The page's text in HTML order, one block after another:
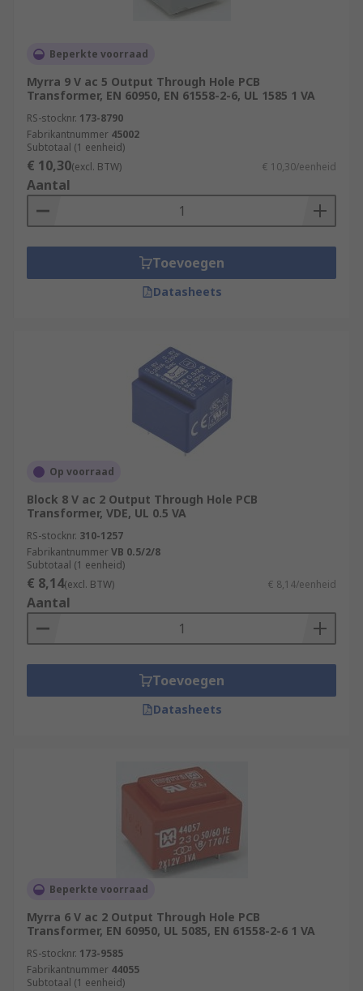
Beperkte voorraad
Myrra 9 V ac 5 Output Through Hole PCB
Transformer, EN 60950, EN 61558-2-6, UL 1585 1 VA
RS-stocknr. 173-8790
Fabrikantnummer 45002
Subtotaal (1 eenheid)
€ 10,30(excl. BTW) € 10,30/eenheid
Aantal
Toevoegen
Datasheets
Op voorraad
Block 8 V ac 2 Output Through Hole PCB
Transformer, VDE, UL 0.5 VA
RS-stocknr. 310-1257
FabrikantnummerVB 0.5/2/8
Subtotaal (1 eenheid)
€ 8,14(excl. BTW) € 8,14/eenheid
Aantal
Toevoegen
Datasheets
Beperkte voorraad
Myrra 6 V ac 2 Output Through Hole PCB
Transformer, EN 60950, UL 5085, EN 61558-2-6 1 VA
RS-stocknr. 173-9585
Fabrikantnummer 44055
Subtotaal (1 eenheid)